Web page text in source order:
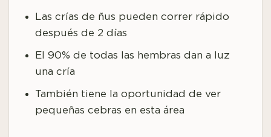
Las crías de ñus pueden correr rápido
después de 2 días
El 90% de todas las hembras dan a luz
una cría
También tiene la oportunidad de ver
pequeñas cebras en esta área